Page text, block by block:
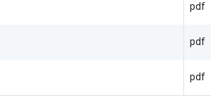
pdf
pdf
pdf